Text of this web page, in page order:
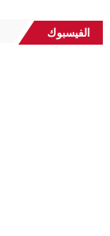
الفيسبوك